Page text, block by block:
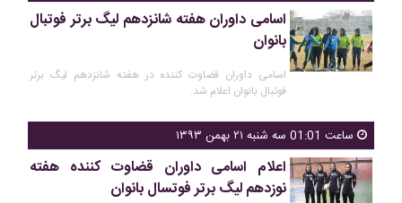
اسامی داوران هفته شانزدهم لیگ برتر فوتبال
بانوان
اسامی داوران قضاوت کننده در هفته شانزدهم لیگ برتر
فوتبال بانوان اعلام شد.
ساعت 01:01 سه شنبه ۲۱ بهمن ۱۳۹۳
اعلام اسامی داوران قضاوت کننده هفته
نوزدهم لیگ برتر فوتسال بانوان